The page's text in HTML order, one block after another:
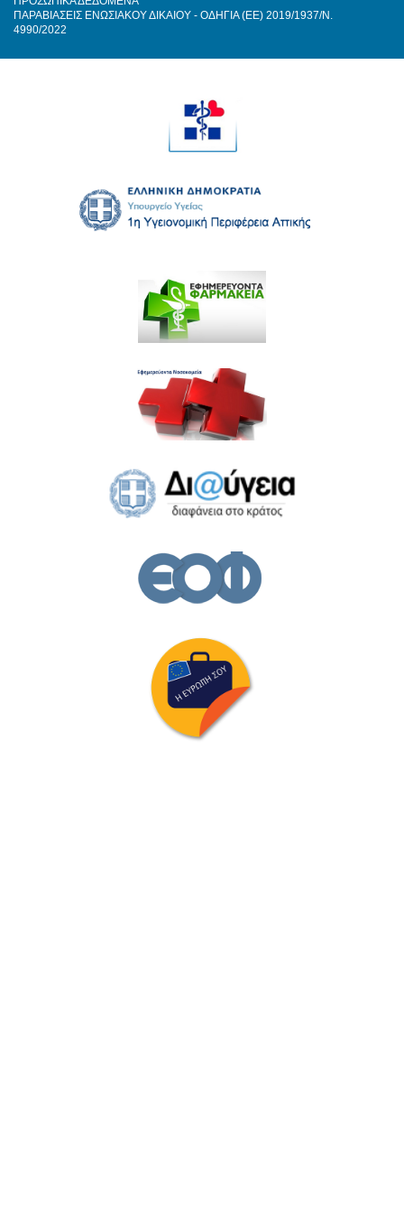
ΠΑΡΑΒΙΑΣΕΙΣ ΕΝΩΣΙΑΚΟΥ ΔΙΚΑΙΟΥ - ΟΔΗΓΙΑ (ΕΕ) 2019/1937/Ν.
4990/2022